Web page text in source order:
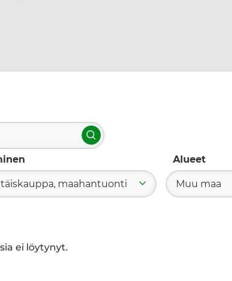
Hae
maahantuonti
Alueet
Muu maa
ei löytynyt.